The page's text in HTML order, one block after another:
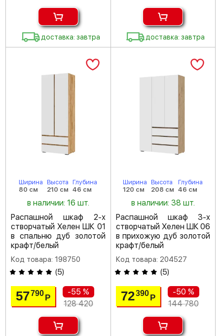
доставка: завтра доставка: завтра
Ширина
80 см
Высота
210 см
Глубина
46 см
в наличии: 16 шт.
Распашной шкаф 2-х
створчатый Хелен ШК 01
в спальню дуб золотой
крафт/белый
Код товара: 198750
(5)
57790Р
-55 %
128 420
Ширина
120 см
Высота
208 см
Глубина
46 см
в наличии: 38 шт.
Распашной шкаф 3-х
створчатый Хелен ШК 06
в прихожую дуб золотой
крафт/белый
Код товара: 204527
(5)
72390 Р
-50 %
144 780